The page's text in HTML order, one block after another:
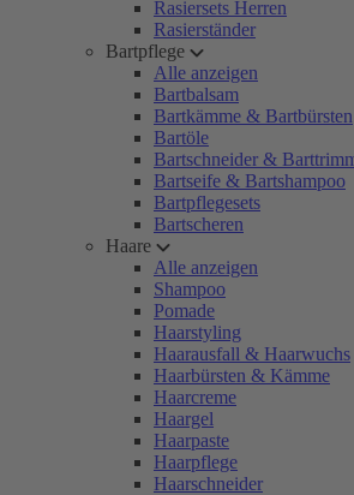
Rasiersets Herren
Rasierständer
Bartpflege
Alle anzeigen
Bartbalsam
Bartkämme & Bartbürsten
Bartöle
Bartschneider &
Bartseife & Bartshampoo
Bartpflegesets
Bartscheren
Haare
Alle anzeigen
Shampoo
Pomade
Haarstyling
Haarausfall & Haarwuchs
Haarbürsten & Kämme
Haarcreme
Haargel
Haarpaste
Haarpflege
Haarschneider